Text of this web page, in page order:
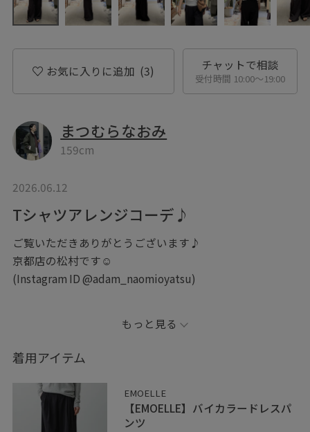
お気に入りに追加 (3) チャットで相談
受付時間 10:00〜19:00
まつむらなおみ
159cm
2026.06.12
Tシャツアレンジコーデ♪
ご覧いただきありがとうございます♪
京都店の松村です☺︎
(Instagram ID @adam_naomioyatsu)
ゆるめのTシャツとワイドパンツだけだと、
家着みたいだなぁ、でもインしたくない！という時、
Tシャツの後ろをくくって、垂れた部分を中に入れ込み
前身頃は少し上に引き上げるとバランス良く着れますよ
もっと見る
着用アイテム
EMOELLE
【EMOELLE】バイカラードレスパ
ンツ